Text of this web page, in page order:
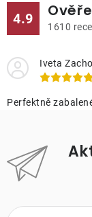
4.9 1610
Iveta
Perfektně